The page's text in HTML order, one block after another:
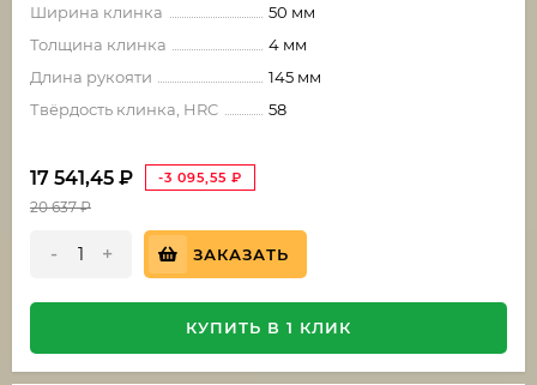
Ширина клинка
50 мм
Толщина клинка
4 мм
Длина рукояти
145 мм
Твёрдость клинка, HRC
58
17 541,45 ₽ -3 095,55 ₽
20 637₽
- + ЗАКАЗАТЬ
КУПИТЬ В 1 КЛИК